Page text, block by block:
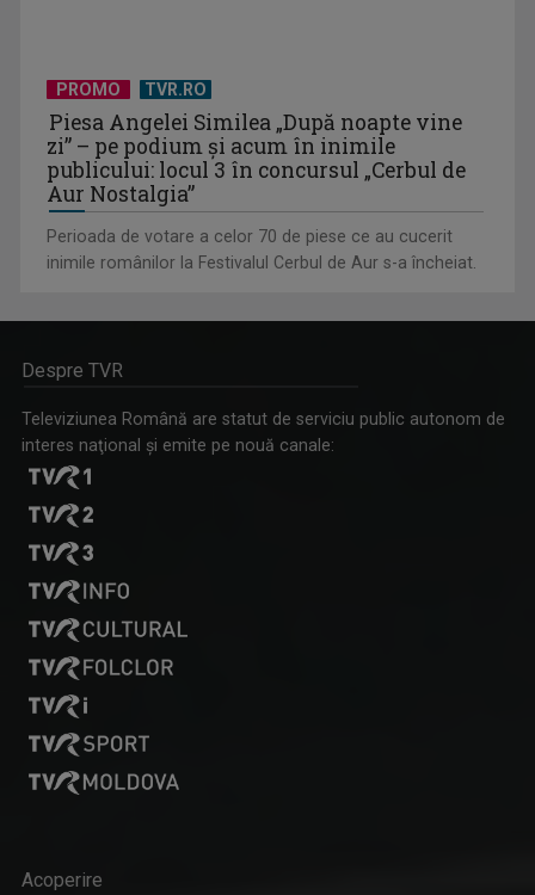
PROMO TVR.RO
Piesa Angelei Similea „După noapte vine
zi” – pe podium şi acum în inimile
publicului: locul 3 în concursul „Cerbul de
Aur Nostalgia”
Perioada de votare a celor 70 de piese ce au cucerit
inimile românilor la Festivalul Cerbul de Aur s-a încheiat.
Despre TVR
Televiziunea Română are statut de serviciu public autonom de
interes naţional şi emite pe nouă canale:
Acoperire